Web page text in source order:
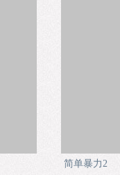
简单暴力2